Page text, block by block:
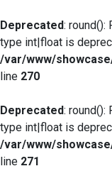
Deprecated: round():
type int|float is
/var/www/
line 270
Deprecated: round():
type int|float is
/var/www/
line 271